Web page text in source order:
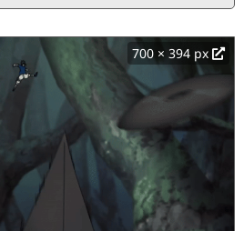
700 × 394 px